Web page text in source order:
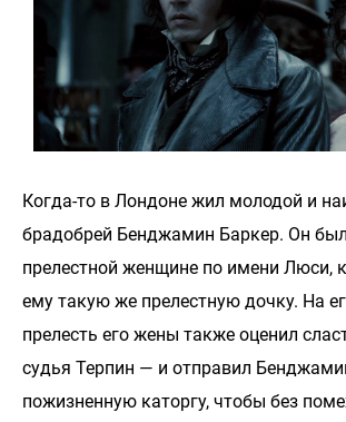
Когда-то в Лондоне жил молодой и
брадобрей Бенджамин Баркер. Он
прелестной женщине по имени Люси,
ему такую же прелестную дочку. На
прелесть его жены также оценил
судья Терпин — и отправил
пожизненную каторгу, чтобы без